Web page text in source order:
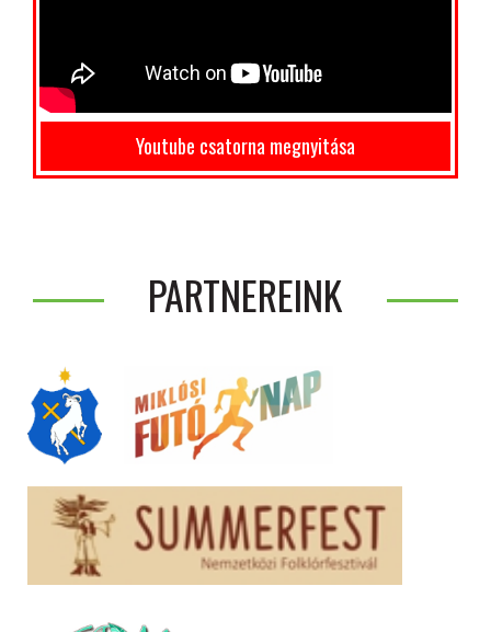
Youtube csatorna megnyitása
PARTNEREINK